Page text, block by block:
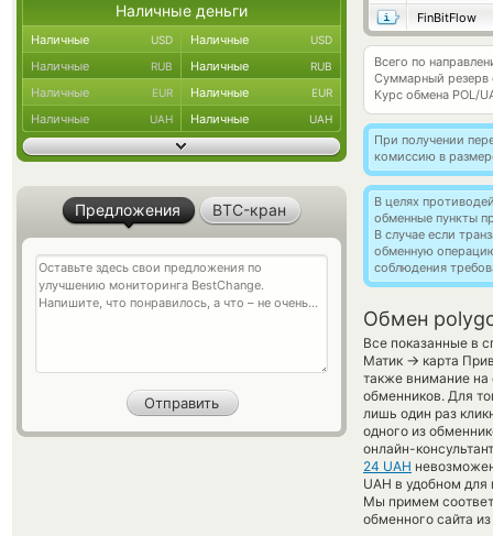
FinBitFlow
Всего по
Суммарный резерв
Курс обмена POL/
При получении
комиссию в
В целях
обменные пункты
В случае если
обменную
соблюдения
Обмен
Все показанные в
Матик → карта
также внимание на
обменников. Для
лишь один раз
одного из
онлайн-
24 UAH
UAH в удобном
Мы примем
обменного сайта
Наличные деньги
Наличные USD Наличные USD
Наличные RUB Наличные RUB
Наличные EUR Наличные EUR
Наличные UAH Наличные UAH
Предложения BTC-кран